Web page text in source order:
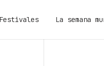
La semana